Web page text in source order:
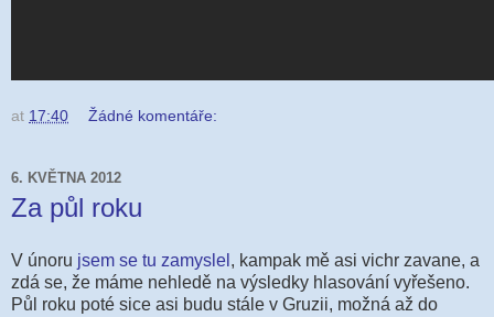
at 17:40 Žádné komentáře:
6. KVĚTNA 2012
Za půl roku
V únoru jsem se tu zamyslel , kampak mě asi vichr zavane, a
zdá se, že máme nehledě na výsledky hlasování vyřešeno.
Půl roku poté sice asi budu stále v Gruzii, možná až do